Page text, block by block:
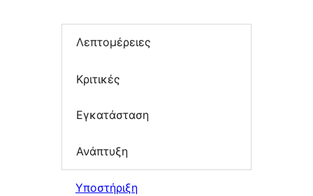
Λεπτομέρειες
Κριτικές
Εγκατάσταση
Ανάπτυξη
Υποστήριξη